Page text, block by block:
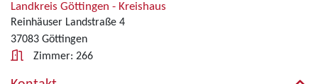
Landkreis Göttingen - Kreishaus
Reinhäuser Landstraße 4
37083 Göttingen
Zimmer: 266